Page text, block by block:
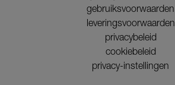
gebruiksvoorwaarden
leveringsvoorwaarden
privacybeleid
cookiebeleid
privacy-instellingen